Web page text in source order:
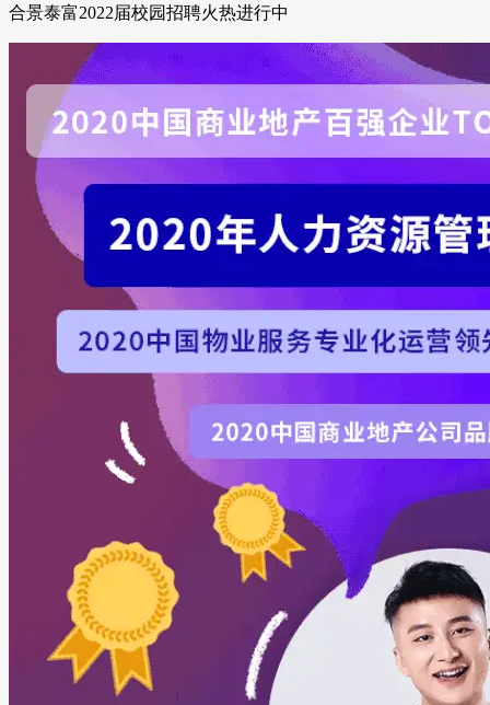
合景泰富2022届校园招聘火热进行中